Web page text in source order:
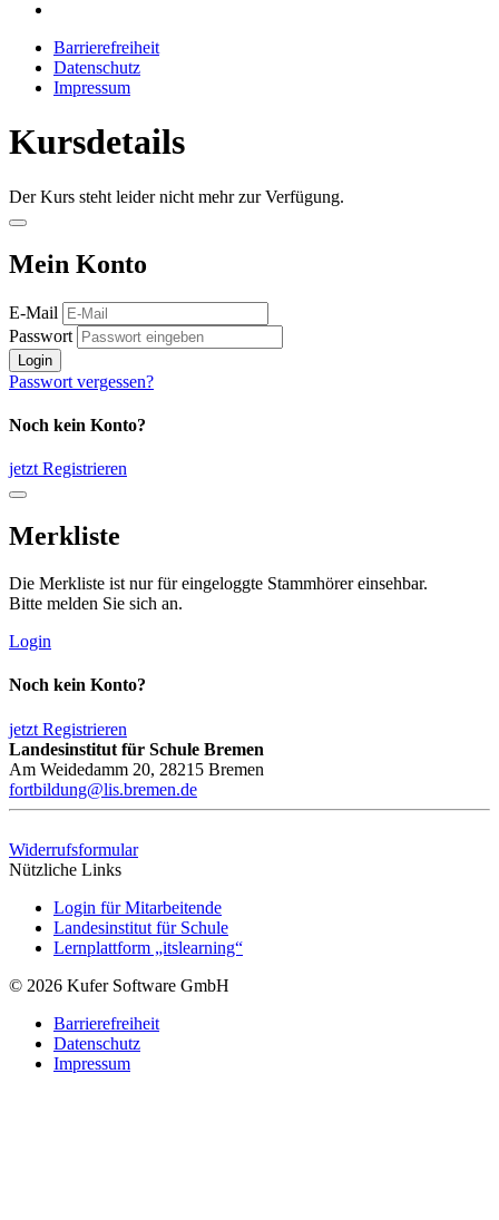
Barrierefreiheit
Datenschutz
Impressum
Kursdetails
Der Kurs steht leider nicht mehr zur Verfügung.
Mein Konto
E-Mail
Passwort
Login
Passwort vergessen?
Noch kein Konto?
jetzt Registrieren
Merkliste
Die Merkliste ist nur für eingeloggte Stammhörer einsehbar.
Bitte melden Sie sich an.
Login
Noch kein Konto?
jetzt Registrieren
Landesinstitut für Schule Bremen
Am Weidedamm 20, 28215 Bremen
fortbildung@lis.bremen.de
Widerrufsformular
Nützliche Links
Login für Mitarbeitende
Landesinstitut für Schule
Lernplattform „itslearning“
© 2026 Kufer Software GmbH
Barrierefreiheit
Datenschutz
Impressum